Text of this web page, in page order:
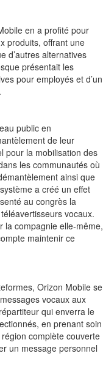
en a profité pour
produits, offrant une
d’autres alternatives
présentait les
pour employés et d’un
public en
de leur
pour la mobilisation des
les communautés où
ainsi que
a créé un effet
au congrès la
vocaux.
la compagnie elle-même,
maintenir ce
Orizon Mobile se
vocaux aux
qui enverra le
en prenant soin
complète couverte
un message personnel